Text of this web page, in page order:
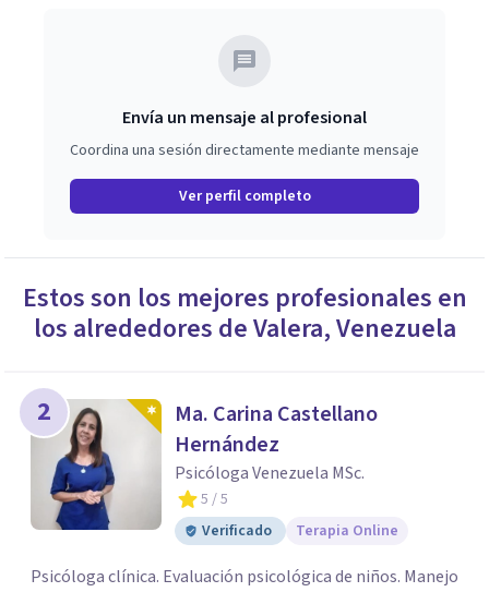
Envía un mensaje al profesional
Coordina una sesión directamente mediante mensaje
Ver perfil completo
Estos son los mejores profesionales en
los alrededores deValera,Venezuela
2
Ma. Carina Castellano
Hernández
Psicóloga Venezuela MSc.
5 / 5
Verificado
Terapia Online
Psicóloga clínica. Evaluación psicológica de niños. Manejo